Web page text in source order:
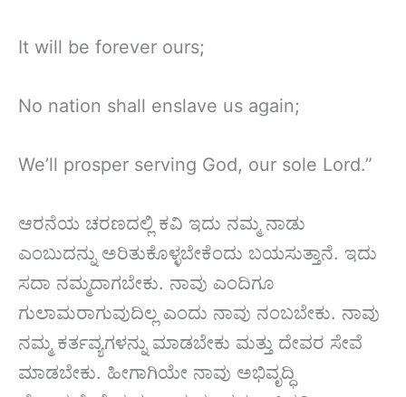
It will be forever ours;
No nation shall enslave us again;
We’ll prosper serving God, our sole Lord.”
ಆರನೆಯ ಚರಣದಲ್ಲಿ ಕವಿ ಇದು ನಮ್ಮ ನಾಡು
ಎಂಬುದನ್ನು ಅರಿತುಕೊಳ್ಳಬೇಕೆಂದು ಬಯಸುತ್ತಾನೆ. ಇದು
ಸದಾ ನಮ್ಮದಾಗಬೇಕು. ನಾವು ಎಂದಿಗೂ
ಗುಲಾಮರಾಗುವುದಿಲ್ಲ ಎಂದು ನಾವು ನಂಬಬೇಕು. ನಾವು
ನಮ್ಮ ಕರ್ತವ್ಯಗಳನ್ನು ಮಾಡಬೇಕು ಮತ್ತು ದೇವರ ಸೇವೆ
ಮಾಡಬೇಕು. ಹೀಗಾಗಿಯೇ ನಾವು ಅಭಿವೃದ್ಧಿ